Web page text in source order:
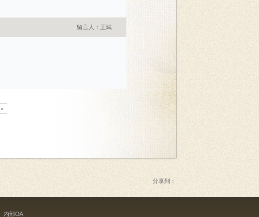
留言人：王斌
»
分享到：
内部OA